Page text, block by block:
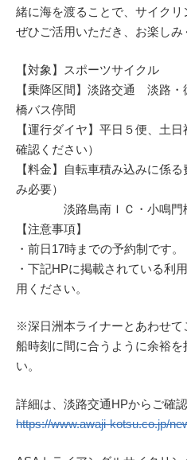
緒に海を渡ることで、サイクリ
ぜひご活用いただき、お楽しみ
【対象】スポーツサイクル
【乗降区間】淡路交通 淡路
橋バス停間
【運行ダイヤ】平日５便、土
確認ください）
【料金】自転車積み込みに係
み必要）
淡路島南ＩＣ・小鳴門橋
【注意事項】
・前日17時までの予約制です。
・下記HPに掲載されている利
用ください。
※深日洲本ライナーとあわせ
船時刻に間に合うように余裕
い。
詳細は、淡路交通HPからご確
https://www.awaji-kotsu.co.jp/